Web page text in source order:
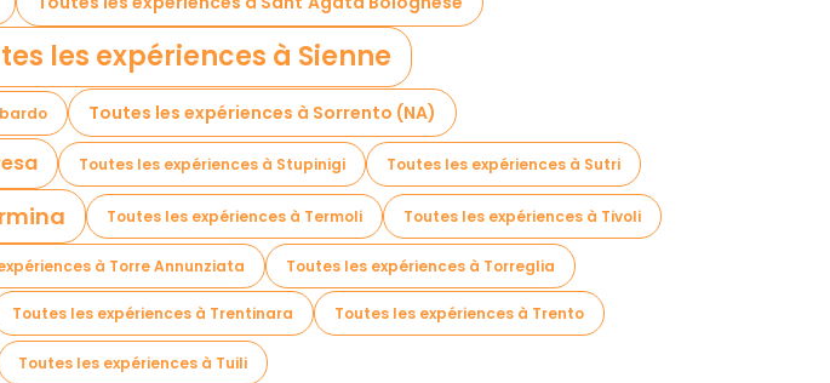
les expériences à Sienne
Toutes les expériences à Sorrento (NA)
Toutes les expériences à Stupinigi Toutes les expériences à Sutri
Toutes les expériences à Termoli Toutes les expériences à Tivoli
à Torre Annunziata Toutes les expériences à Torreglia
Toutes les expériences à Trentinara Toutes les expériences à Trento
Toutes les expériences à Tuili